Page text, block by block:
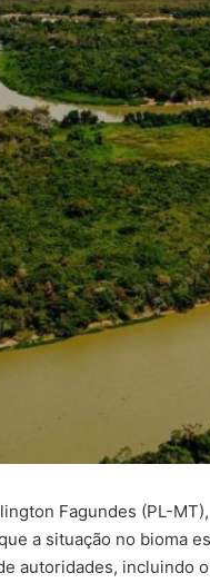
-
m
a
i
l
Fagundes (PL-
a situação no bioma
autoridades, incluindo